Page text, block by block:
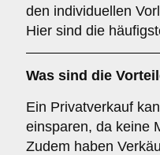
den individuellen
Hier sind die
Was sind die
Ein Privatverkauf
einsparen, da keine
Zudem haben